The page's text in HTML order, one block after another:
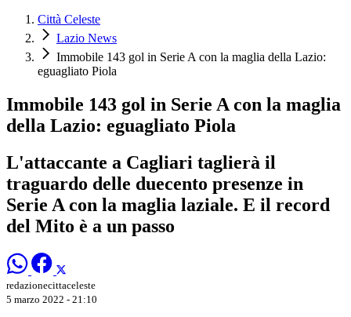
Città Celeste
Lazio News
Immobile 143 gol in Serie A con la maglia della Lazio:
eguagliato Piola
Immobile 143 gol in Serie A con la maglia
della Lazio: eguagliato Piola
L'attaccante a Cagliari taglierà il
traguardo delle duecento presenze in
Serie A con la maglia laziale. E il record
del Mito è a un passo
redazionecittaceleste
5 marzo 2022 - 21:10